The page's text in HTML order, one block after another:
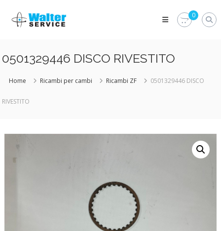
content
Walter
Service
parti
del
Vieni
0
0501329446 DISCO RIVESTITO
Home Ricambi per cambi Ricambi ZF 0501329446 DISCO
RIVESTITO